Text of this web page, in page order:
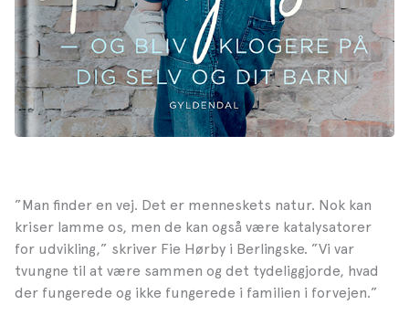
”Man finder en vej. Det er menneskets natur. Nok kan
kriser lamme os, men de kan også være katalysatorer
for udvikling,” skriver Fie Hørby i Berlingske. ”Vi var
tvungne til at være sammen og det tydeliggjorde, hvad
der fungerede og ikke fungerede i familien i forvejen.”